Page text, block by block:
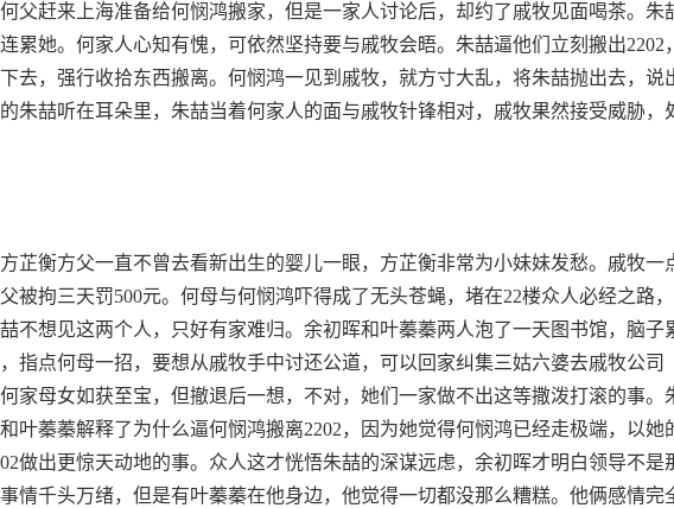
父赶来上海准备给何悯鸿搬家，但是一家人讨论后，却约了戚牧见面喝茶。朱
累她。何家人心知有愧，可依然坚持要与戚牧会晤。朱喆逼他们立刻搬出2202，
去，强行收拾东西搬离。何悯鸿一见到戚牧，就方寸大乱，将朱喆抛出去，说
朱喆听在耳朵里，朱喆当着何家人的面与戚牧针锋相对，戚牧果然接受威胁，
芷衡方父一直不曾去看新出生的婴儿一眼，方芷衡非常为小妹妹发愁。戚牧一
被拘三天罚500元。何母与何悯鸿吓得成了无头苍蝇，堵在22楼众人必经之路
不想见这两个人，只好有家难归。余初晖和叶蓁蓁两人泡了一天图书馆，脑子
指点何母一招，要想从戚牧手中讨还公道，可以回家纠集三姑六婆去戚牧公司
家母女如获至宝，但撤退后一想，不对，她们一家做不出这等撒泼打滚的事。
叶蓁蓁解释了为什么逼何悯鸿搬离2202，因为她觉得何悯鸿已经走极端，以她
做出更惊天动地的事。众人这才恍悟朱喆的深谋远虑，余初晖才明白领导不是
情千头万绪，但是有叶蓁蓁在他身边，他觉得一切都没那么糟糕。他俩感情完